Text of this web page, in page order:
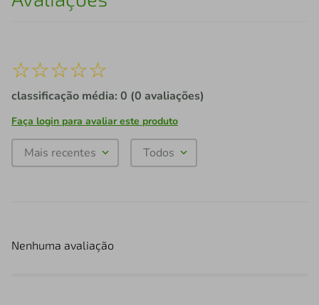
☆☆☆☆☆
classificação média: 0 (0 avaliações)
Faça login para avaliar este produto
Mais recentes Todos
Nenhuma avaliação